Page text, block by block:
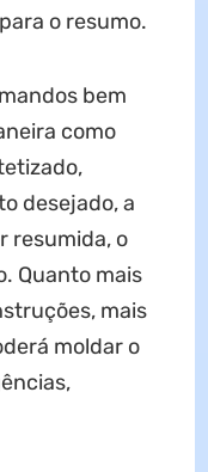
o resumo.
bem
como
desejado, a
resumida, o
Quanto mais
mais
moldar o